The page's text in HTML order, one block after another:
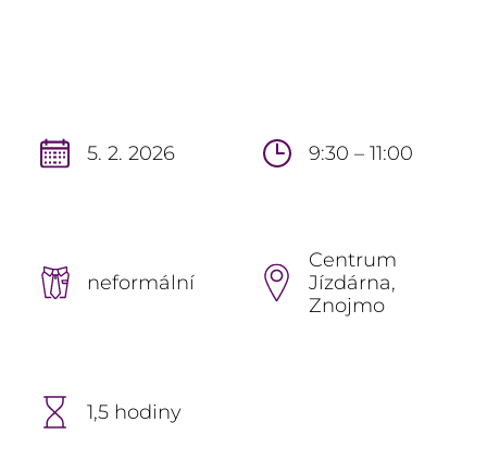
5. 2. 2026 9:30 – 11:00
neformální
Centrum
Jízdárna,
Znojmo
1,5 hodiny